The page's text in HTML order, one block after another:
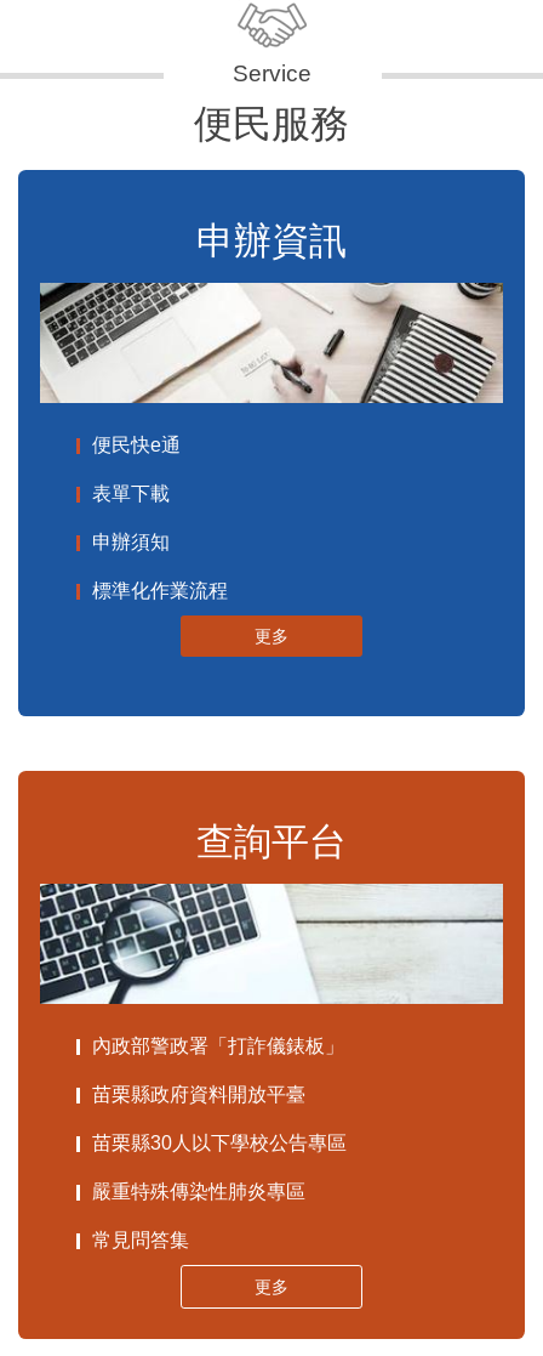
便民服務
申辦資訊
便民快e通
表單下載
申辦須知
標準化作業流程
更多
查詢平台
內政部警政署「打詐儀錶板」
苗栗縣政府資料開放平臺
苗栗縣30人以下學校公告專區
嚴重特殊傳染性肺炎專區
常見問答集
更多